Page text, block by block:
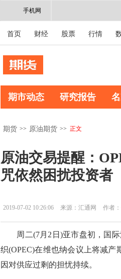
手机网
首页 财经 股票 行情
期市动态 研究报告
期货 >> 原油期货 >> 正文
原油交易提醒：
咒依然困扰投资者
2019-07-02 10:26:06 来源：汇通网 作者
周二(7月2日)亚市盘初，国际
织(OPEC)在维也纳会议上将减产
因对供应过剩的担忧持续。